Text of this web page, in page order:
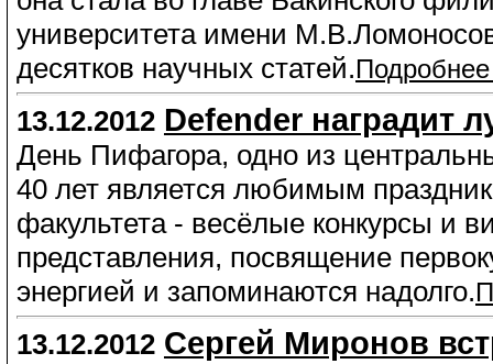
университета имени
десятков научных статей.
13.12.2012 Defender наградит
День Пифагора, одно из
40 лет является любимым
факультета - весёлые конкурсы и
представления, посвящение
энергией и запоминаются надолго.
13.12.2012 Сергей Миронов